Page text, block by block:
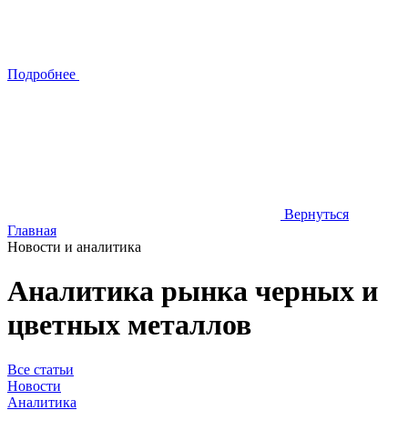
Подробнее
Вернуться
Главная
Новости и аналитика
Аналитика рынка черных и
цветных металлов
Все статьи
Новости
Аналитика